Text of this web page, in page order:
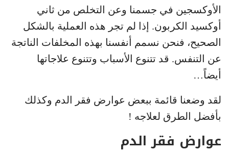
الأوكسجين في جسمنا وعن التخلص من ثاني
أوكسيد الكربون. إذا لم تجر هذه العملية بالشكل
الصحيح، فنحن نسمم أنفسنا بهذه المخلفات الناتجة
عن التنفس. قد تتنوع الأسباب وتتنوع علاجاتها
أيضاً…
لقد وضعنا قائمة ببعض عوارض فقر الدم وكذلك
بأفضل الطرق لعلاجه !
عوارض فقر الدم